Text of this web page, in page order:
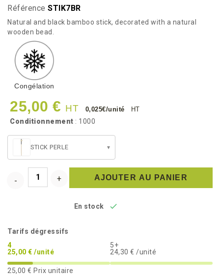
Référence STIK7BR
Natural and black bamboo stick, decorated with a natural
wooden bead.
Congélation
25,00 € HT 0,025€/unité HT
Conditionnement : 1000
STICK PERLE ▾
AJOUTER AU PANIER
En stock 
Tarifs dégressifs
4
25,00 € /unité
5+
24,30 € /unité
25,00 € Prix unitaire